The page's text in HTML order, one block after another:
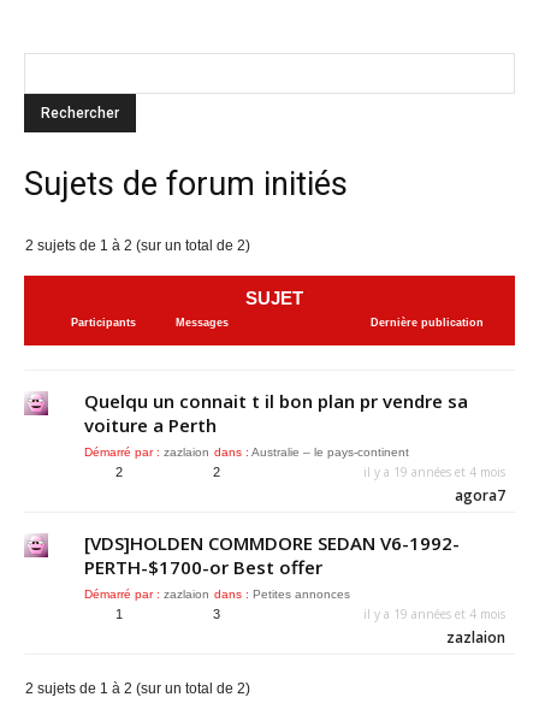
Sujets de forum initiés
2 sujets de 1 à 2 (sur un total de 2)
SUJET
Participants Messages Dernière publication
Quelqu un connait t il bon plan pr vendre sa
voiture a Perth
Démarré par : zazlaion dans : Australie – le pays-continent
2 2 il y a 19 années et 4 mois
agora7
[VDS]HOLDEN COMMDORE SEDAN V6-1992-
PERTH-$1700-or Best offer
Démarré par : zazlaion dans : Petites annonces
1 3 il y a 19 années et 4 mois
zazlaion
2 sujets de 1 à 2 (sur un total de 2)